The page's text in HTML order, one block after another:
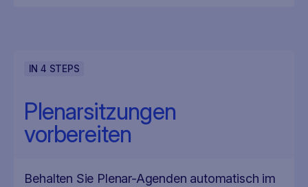
IN4 STEPS
Plenarsitzungen
vorbereiten
Behalten Sie Plenar-Agenden automatisch im